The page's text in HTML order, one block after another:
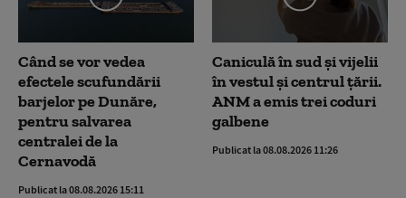
Când se vor vedea
efectele scufundării
barjelor pe Dunăre,
pentru salvarea
centralei de la
Cernavodă
Publicat la 08.08.2026 15:11
Caniculă în sud și vijelii
în vestul și centrul țării.
ANM a emis trei coduri
galbene
Publicat la 08.08.2026 11:26